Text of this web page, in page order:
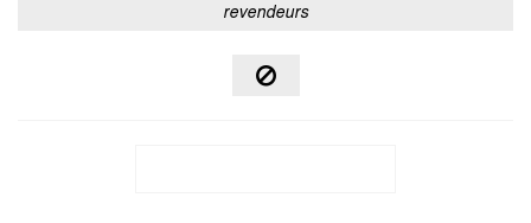
revendeurs